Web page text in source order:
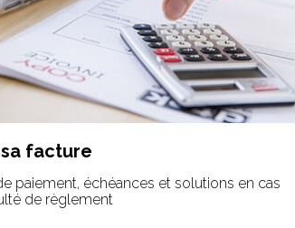
facture
paiement, échéances et solutions en cas
de règlement